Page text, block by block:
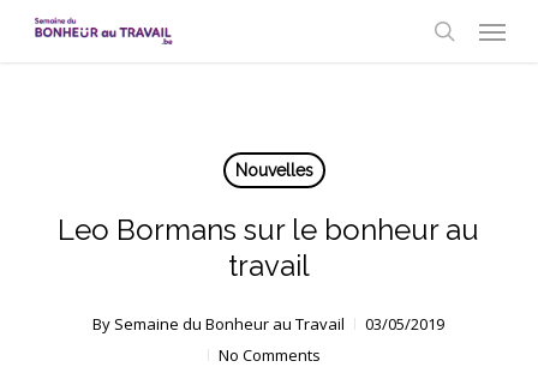
Menu
Nouvelles
Leo Bormans sur le bonheur au
travail
By Semaine du Bonheur au Travail
03/05/2019
No Comments